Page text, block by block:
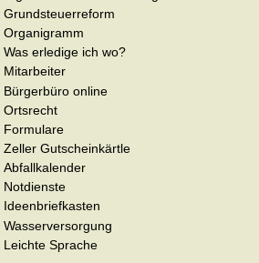
Grundsteuerreform
Organigramm
Was erledige ich wo?
Mitarbeiter
Bürgerbüro online
Ortsrecht
Formulare
Zeller Gutscheinkärtle
Abfallkalender
Notdienste
Ideenbriefkasten
Wasserversorgung
Leichte Sprache